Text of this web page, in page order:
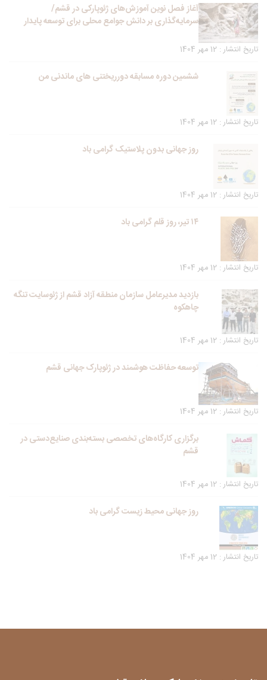
آغاز فصل نوین آموزش‌های ژئوپارکی در قشم/
سرمایه‌گذاری بر دانش جوامع محلی برای توسعه پایدار
تاریخ انتشار : 12 مهر 1404
ششمین دوره مسابقه دورریختنی های ماندنی من
تاریخ انتشار : 12 مهر 1404
روز جهانی بدون پلاستیک گرامی باد
تاریخ انتشار : 12 مهر 1404
۱۴ تیر، روز قلم گرامی باد
تاریخ انتشار : 12 مهر 1404
بازدید مدیرعامل سازمان منطقه آزاد قشم از ژئوسایت تنگه
چاهکوه
تاریخ انتشار : 12 مهر 1404
توسعه حفاظت هوشمند در ژئوپارک جهانی قشم
تاریخ انتشار : 12 مهر 1404
برگزاری کارگاه‌های تخصصی بسته‌بندی صنایع‌دستی در
قشم
تاریخ انتشار : 12 مهر 1404
روز جهانی محیط زیست گرامی باد
تاریخ انتشار : 12 مهر 1404